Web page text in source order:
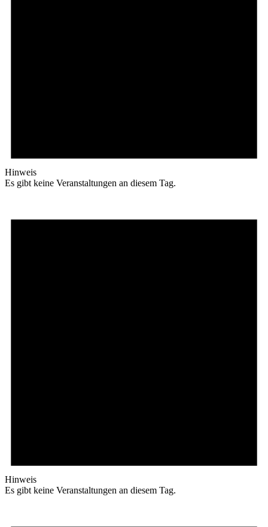
Hinweis
Es gibt keine Veranstaltungen an diesem Tag.
Hinweis
Es gibt keine Veranstaltungen an diesem Tag.